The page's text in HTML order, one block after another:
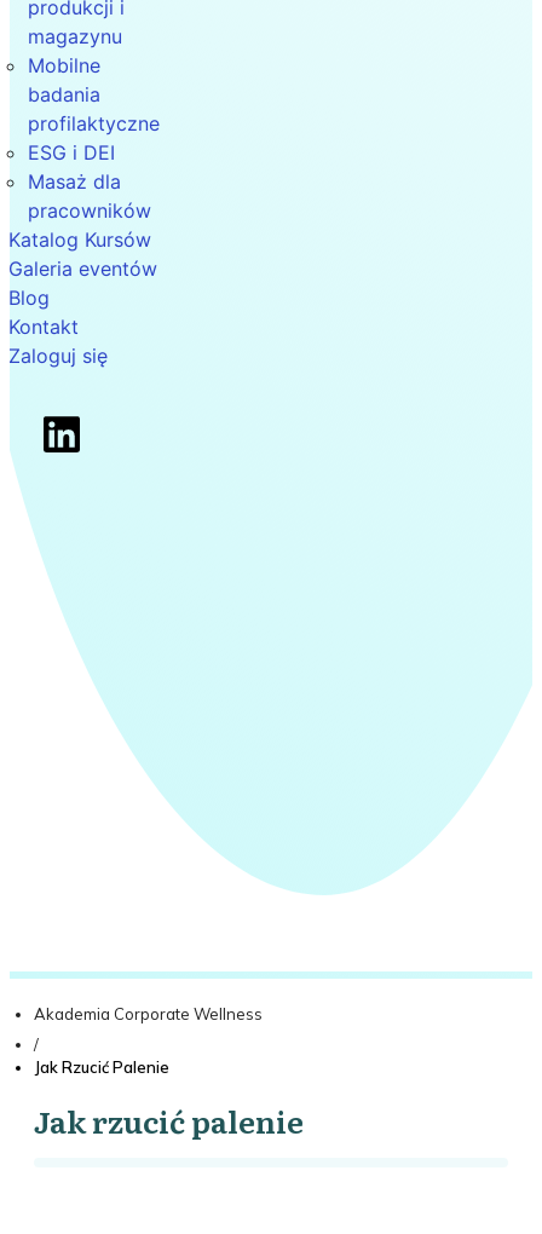
produkcji i
magazynu
Mobilne
badania
profilaktyczne
ESG i DEI
Masaż dla
pracowników
Katalog Kursów
Galeria eventów
Blog
Kontakt
Zaloguj się
Akademia Corporate Wellness
/
Jak Rzucić Palenie
Jak rzucić palenie